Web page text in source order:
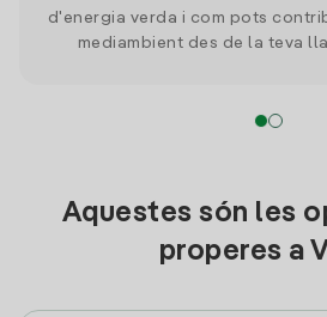
d'energia verda i com pots
mediambient des de la teva
Aquestes són les
properes a